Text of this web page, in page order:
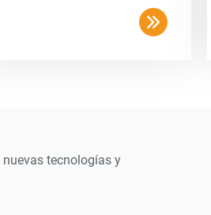
tecnologías y